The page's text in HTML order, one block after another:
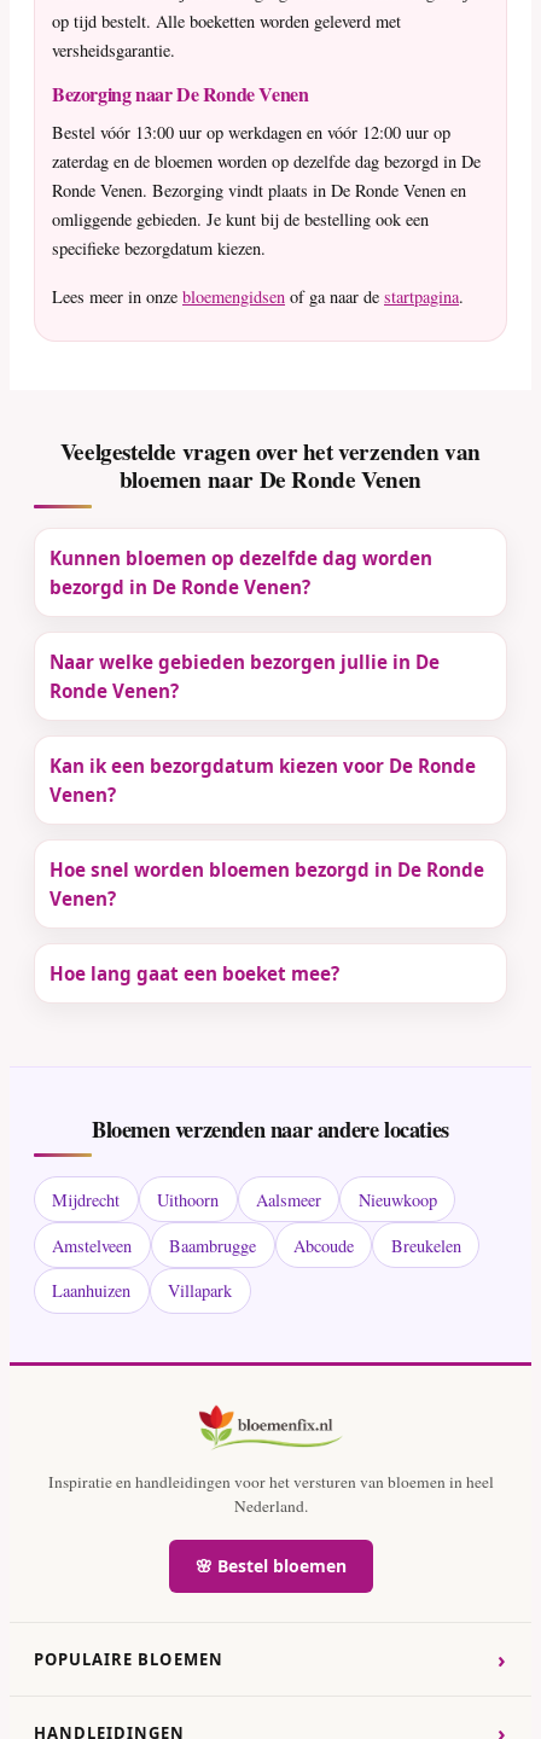
op tijd bestelt. Alle boeketten worden geleverd met
versheidsgarantie.
Bezorging naar De Ronde Venen
Bestel vóór 13:00 uur op werkdagen en vóór 12:00 uur op
zaterdag en de bloemen worden op dezelfde dag bezorgd in De
Ronde Venen. Bezorging vindt plaats in De Ronde Venen en
omliggende gebieden. Je kunt bij de bestelling ook een
specifieke bezorgdatum kiezen.
Lees meer in onze bloemengidsen of ga naar de startpagina.
Veelgestelde vragen over het verzenden van
bloemen naar De Ronde Venen
Kunnen bloemen op dezelfde dag worden
bezorgd in De Ronde Venen?
Naar welke gebieden bezorgen jullie in De
Ronde Venen?
Kan ik een bezorgdatum kiezen voor De Ronde
Venen?
Hoe snel worden bloemen bezorgd in De Ronde
Venen?
Hoe lang gaat een boeket mee?
Bloemen verzenden naar andere locaties
Mijdrecht Uithoorn Aalsmeer
Nieuwkoop
Amstelveen
Baambrugge Abcoude
Breukelen
Laanhuizen
Villapark
Inspiratie en handleidingen voor het versturen van bloemen in heel
Nederland.
🌸 Bestel bloemen
POPULAIRE BLOEMEN ›
HANDLEIDINGEN ›